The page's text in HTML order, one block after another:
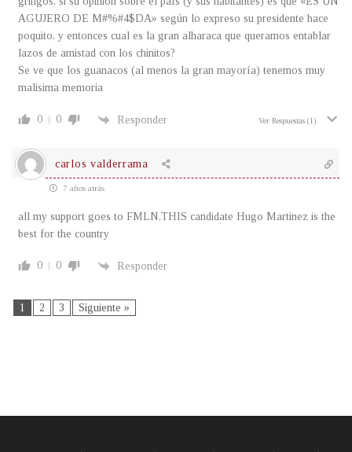
AGUJERO DE M#%#4$DA» según lo expreso su presidente hace
poquito, y entonces cual es la gran alharaca que queramos entablar
lazos de amistad con los chinitos?
Se ve que los guanacos (al menos la gran mayoría) tenemos muy
malisima memoria
0 0 Responder Ver Respuestas (1)
carlos valderrama
7 años atrás
all my support goes to FMLN,THIS candidate Hugo Martinez is the
best for the country
0 0 Responder
1 2 3 Siguiente »